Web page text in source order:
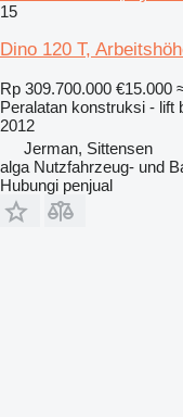
15
Dino 120 T,
Rp 309.700.000 €15.000
Peralatan konstruksi - lift
2012
Jerman, Sittensen
alga Nutzfahrzeug- und
Hubungi penjual